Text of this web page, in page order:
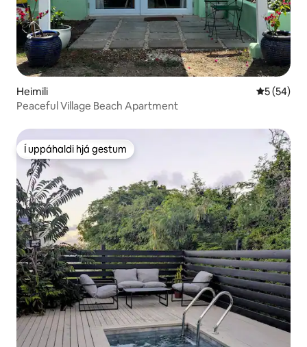
Heimili 5 af 5 í
5 (54)
Peaceful Village Beach Apartment
Í uppáhaldi hjá gestum
Í uppáhaldi hjá gestum